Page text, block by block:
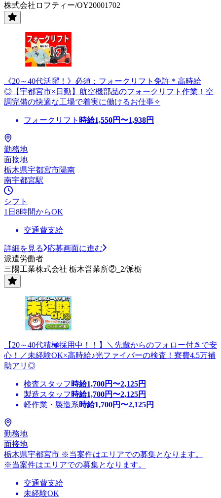
株式会社ロフティー/OY20001702
《20～40代活躍！》必須：フォークリフト免許＊高時給
◎【宇都宮市×日勤】航空機部品のフォークリフト作業！空
調完備の快適な工場で着実に働けるお仕事✧
フォークリフト 時給1,550円〜1,938円
勤務地
面接地
栃木県宇都宮市陽南
南宇都宮駅
シフト
1日8時間からOK
交通費支給
詳細を見る
応募画面に進む
派遣労働者
三陽工業株式会社 栃木営業所②_2/派栃
【20～40代積極採用中！！】＼先輩からのフォロー付きで安
心！／未経験OK×高時給♪光ファイバーの検査！寮費4.5万補
助アリ◎
検査スタッフ 時給1,700円〜2,125円
製造スタッフ 時給1,700円〜2,125円
軽作業・製造系時給1,700円〜2,125円
勤務地
面接地
栃木県宇都宮市 ※当案件はエリアでの募集となります。
※当案件はエリアでの募集となります。
交通費支給
未経験OK